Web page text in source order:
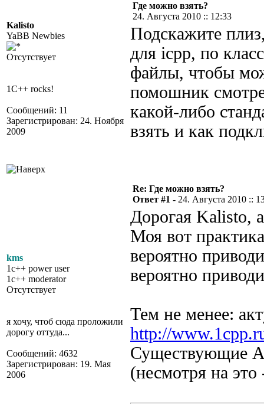
Kalisto
YaBB Newbies
Отсутствует
1C++ rocks!
Сообщений: 11
Зарегистрирован: 24. Ноября
2009
Где можно взять?
24. Августа 2010 :: 12:33
Подскажите
для icpp, по
файлы, чтобы
помошник
какой-либо
взять и как
kms
1c++ power user
1c++ moderator
Отсутствует
я хочу, чтоб сюда проложили
дорогу оттуда...
Сообщений: 4632
Зарегистрирован: 19. Мая
2006
Re: Где можно взять?
Ответ #1 - 24. Августа 2010 ::
Дорогая Kalisto,
Моя вот
вероятно
вероятно
Тем не менее:
http://
Существующие
(несмотря на